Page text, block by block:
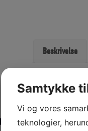
Beskrivelse
øje ø: 25 cm
Samtykke
Vi og vores
teknologier,